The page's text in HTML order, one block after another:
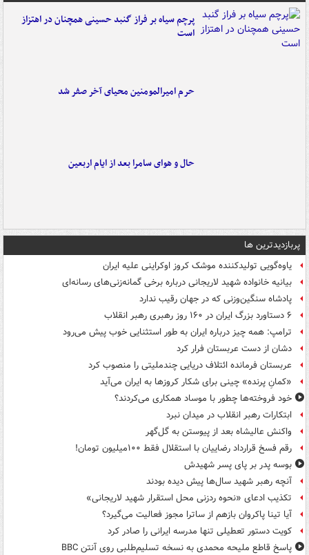
پرچم سیاه بر فراز گنبد حسینی همچنان در اهتزاز
است
حرم امیرالمومنین محیای آخر صفر شد
حال و هوای سامرا بعد از ایام اربعین
پربازدیدترین ها
یاوه‌گویی تولیدکننده موشک کروز اوکراینی علیه ایران
بیانیه خانواده شهید لاریجانی درباره برخی گمانه‌زنی‌های رسانه‌ای
پادشاه سنگین‌وزنی که در جهان رقیب ندارد
۶ دستاورد بزرگ ایران در ۱۶۰ روز رهبری رهبر انقلاب
ترامپ: همه چیز درباره ایران به طور استثنایی خوب پیش می‌رود
دشان از دست عربستان فرار کرد
عربستان فرمانده ائتلاف دریایی چندملیتی را منصوب کرد
«کمانِ پرنده» چینی برای شکار کروزها به ایران می‌آید
خود فروخته‌ها چطور با موساد همکاری می‌کردند؟
ابتکارات رهبر انقلاب در میدان نبرد
واکنش عالیشاه بعد از پیوستن به گل‌گهر
رقم فسخ قرارداد رضاییان با استقلال فقط ۱۰۰میلیون تومان!
بوسه‌ پدر بر پای پسر شهیدش
آنچه رهبر شهید سال‌ها پیش دیده بودند
تکذیب ادعای «نحوه ردزنی محل استقرار شهید لاریجانی»
آیا تینا پاکروان بازهم از ساترا مجوز فعالیت می‌گیرد؟
کویت دستور تعطیلی تنها مدرسه ایرانی را صادر کرد
پاسخ قاطع ملیحه محمدی به نسخه تسلیم‌طلبی روی آنتن BBC